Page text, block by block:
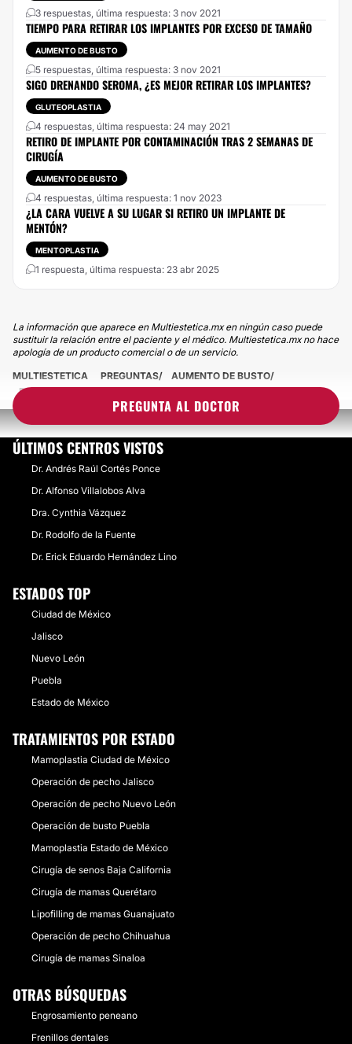
3 respuestas, última respuesta: 3 nov 2021
TIEMPO PARA RETIRAR LOS IMPLANTES POR EXCESO DE TAMAÑO
AUMENTO DE BUSTO
5 respuestas, última respuesta: 3 nov 2021
SIGO DRENANDO SEROMA, ¿ES MEJOR RETIRAR LOS IMPLANTES?
GLUTEOPLASTIA
4 respuestas, última respuesta: 24 may 2021
RETIRO DE IMPLANTE POR CONTAMINACIÓN TRAS 2 SEMANAS DE
CIRUGÍA
AUMENTO DE BUSTO
4 respuestas, última respuesta: 1 nov 2023
¿LA CARA VUELVE A SU LUGAR SI RETIRO UN IMPLANTE DE
MENTÓN?
MENTOPLASTIA
1 respuesta, última respuesta: 23 abr 2025
La información que aparece en Multiestetica.mx en ningún caso puede
sustituir la relación entre el paciente y el médico. Multiestetica.mx no hace
apología de un producto comercial o de un servicio.
PREGUNTA AL DOCTOR
MULTIESTETICA PREGUNTAS
AUMENTO DE BUSTO
RETIRAR IMPLANTES
ÚLTIMOS CENTROS VISTOS
Dr. Andrés Raúl Cortés Ponce
Dr. Alfonso Villalobos Alva
Dra. Cynthia Vázquez
Dr. Rodolfo de la Fuente
Dr. Erick Eduardo Hernández Lino
ESTADOS TOP
Ciudad de México
Jalisco
Nuevo León
Puebla
Estado de México
TRATAMIENTOS POR ESTADO
Mamoplastia Ciudad de México
Operación de pecho Jalisco
Operación de pecho Nuevo León
Operación de busto Puebla
Mamoplastia Estado de México
Cirugía de senos Baja California
Cirugía de mamas Querétaro
Lipofilling de mamas Guanajuato
Operación de pecho Chihuahua
Cirugía de mamas Sinaloa
OTRAS BÚSQUEDAS
Engrosamiento peneano
Frenillos dentales